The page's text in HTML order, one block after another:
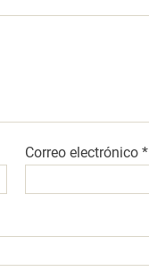
Correo electrónico*